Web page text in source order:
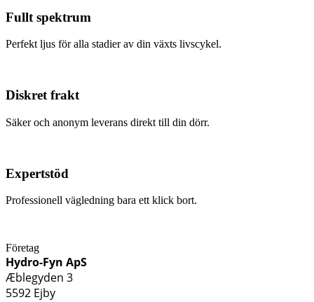
Fullt spektrum
Perfekt ljus för alla stadier av din växts livscykel.
Diskret frakt
Säker och anonym leverans direkt till din dörr.
Expertstöd
Professionell vägledning bara ett klick bort.
Företag
Hydro-Fyn ApS
Æblegyden 3
5592 Ejby